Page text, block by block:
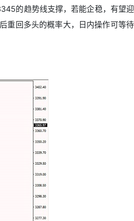
的趋势线支撑，若能企稳，有望迎
重回多头的概率大，日内操作可等待